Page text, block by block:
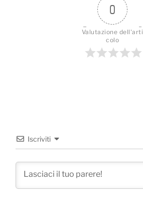
0
Valutazione dell'arti
colo
Iscriviti